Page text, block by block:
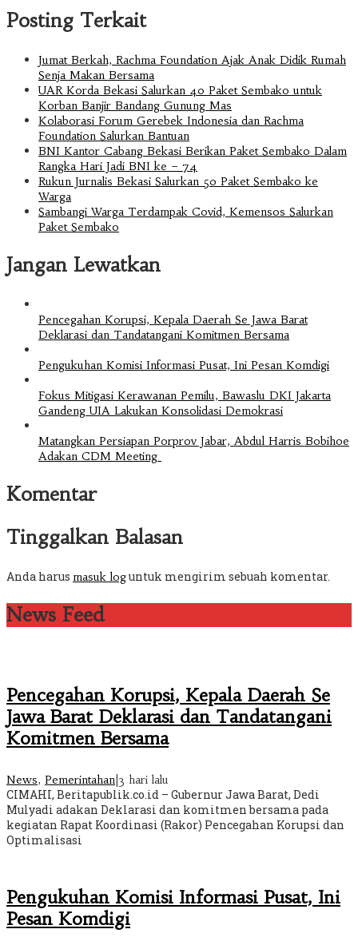
Posting Terkait
Jumat Berkah, Rachma Foundation Ajak Anak Didik Rumah
Senja Makan Bersama
UAR Korda Bekasi Salurkan 40 Paket Sembako untuk
Korban Banjir Bandang Gunung Mas
Kolaborasi Forum Gerebek Indonesia dan Rachma
Foundation Salurkan Bantuan
BNI Kantor Cabang Bekasi Berikan Paket Sembako Dalam
Rangka Hari Jadi BNI ke – 74
Rukun Jurnalis Bekasi Salurkan 50 Paket Sembako ke
Warga
Sambangi Warga Terdampak Covid, Kemensos Salurkan
Paket Sembako
Jangan Lewatkan
Pencegahan Korupsi, Kepala Daerah Se Jawa Barat
Deklarasi dan Tandatangani Komitmen Bersama
Pengukuhan Komisi Informasi Pusat, Ini Pesan Komdigi
Fokus Mitigasi Kerawanan Pemilu, Bawaslu DKI Jakarta
Gandeng UIA Lakukan Konsolidasi Demokrasi
Matangkan Persiapan Porprov Jabar, Abdul Harris Bobihoe
Adakan CDM Meeting
Komentar
Tinggalkan Balasan
Anda harus masuk loguntuk mengirim sebuah komentar.
News Feed
Pencegahan Korupsi, Kepala Daerah Se
Jawa Barat Deklarasi dan Tandatangani
Komitmen Bersama
News, Pemerintahan 3 hari lalu
CIMAHI, Beritapublik.co.id – Gubernur Jawa Barat, Dedi
Mulyadi adakan Deklarasi dan komitmen bersama pada
kegiatan Rapat Koordinasi (Rakor) Pencegahan Korupsi dan
Optimalisasi
Pengukuhan Komisi Informasi Pusat, Ini
Pesan Komdigi